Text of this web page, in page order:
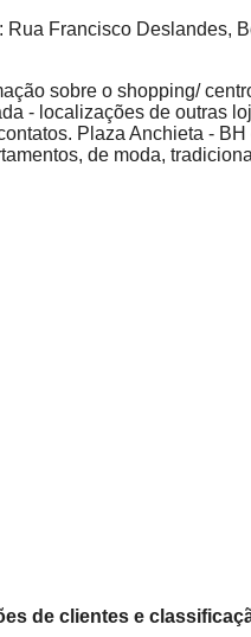
Francisco Deslandes,
sobre o shopping/
- localizações de outras
Plaza Anchieta -
de moda,
de clientes e